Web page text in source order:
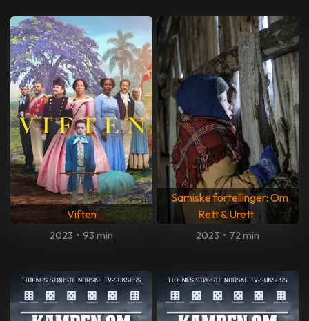
Viften
2023 • 93 min
Samiske fortellinger: Om
Rett & Urett
2023 • 72 min